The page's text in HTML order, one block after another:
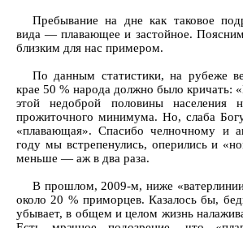
Пребывание на дне как таковое
вида — плавающее и застойное.
близким для нас примером.
По данным статистики, на рубеже
крае 50 % народа должно было кричать:
этой недоброй половины населения
прожиточного минимума. Но, слаба
«плавающая». Спасибо челночному и
году мы встрепенулись, оперились и
меньше — аж в два раза.
В прошлом, 2009-м, ниже
около 20 % приморцев. Казалось бы,
убывает, в общем и целом жизнь